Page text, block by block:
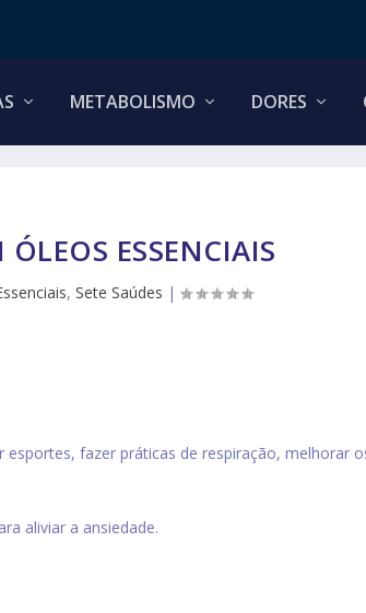
METABOLISMO DORES
ESSENCIAIS
, Sete Saúdes |
esportes, fazer práticas de respiração, melhorar
aliviar a ansiedade.